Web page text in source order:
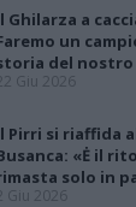
Ghilarza a
un
del nostro
Giu 2026
Pirri si riaffida
«Ė il
solo in
Giu 2026